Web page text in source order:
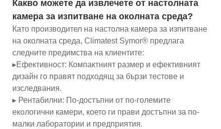
Какво можете да извлечете от настолната
камера за изпитване на околната среда?
Като производител на настолна камера за изпитване
на околната среда, Climatest Symor® предлага
следните предимства на клиентите:
▸Ефективност: Компактният размер и ефективният
дизайн го правят подходящ за бързи тестове и
изследвания.
▸ Рентабилни: По-достъпни от по-големите
екологични камери, което ги прави достъпни за по-
малки лаборатории и предприятия.